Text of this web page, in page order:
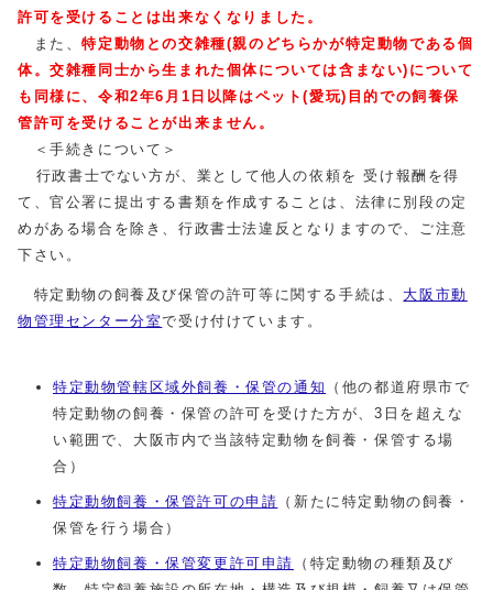
許可を受けることは出来なくなりました。
また、特定動物との交雑種(親のどちらかが特定動物である個
体。交雑種同士から生まれた個体については含まない) について
も同様に、令和2年6月1日以降はペット(愛玩)目的での飼養保
管許可を受けることが出来ません。
＜手続きについて＞
行政書士でない方が、業として他人の依頼を 受け報酬を得
て、官公署に提出する書類を作成することは、法律に別段の定
めがある場合を除き、行政書士法違反となりますので、ご注意
下さい。
特定動物の飼養及び保管の許可等に関する手続は、 大阪市動
物管理センター分室で受け付けています。
特定動物管轄区域外飼養・保管の通知
（他の都道府県市で
特定動物の飼養・保管の許可を受けた方が、3日を超えな
い範囲で、大阪市内で当該特定動物を飼養・保管する場
合）
特定動物飼養・保管許可の申請 （新たに特定動物の飼養・
保管を行う場合）
特定動物飼養・保管変更許可申請
（特定動物の種類及び